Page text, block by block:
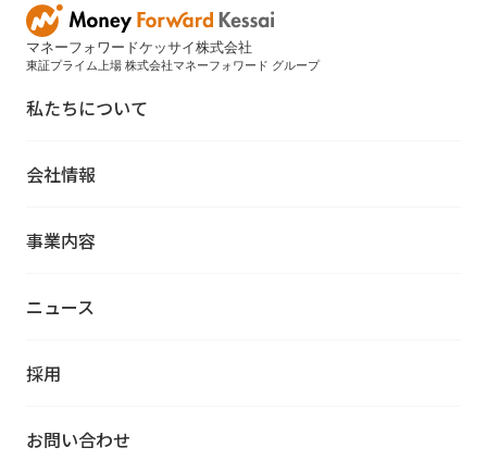
マネーフォワードケッサイ株式会社
東証プライム上場 株式会社マネーフォワード グループ
私たちについて
会社情報
事業内容
ニュース
採用
お問い合わせ